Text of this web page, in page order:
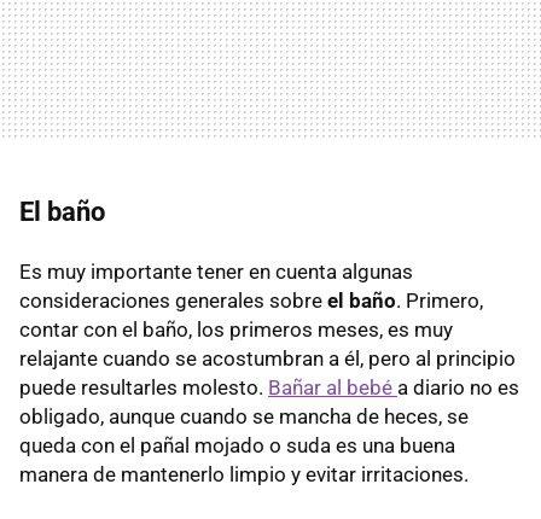
El baño
Es muy importante tener en cuenta algunas
consideraciones generales sobre el baño. Primero,
contar con el baño, los primeros meses, es muy
relajante cuando se acostumbran a él, pero al principio
puede resultarles molesto. Bañar al bebé a diario no es
obligado, aunque cuando se mancha de heces, se
queda con el pañal mojado o suda es una buena
manera de mantenerlo limpio y evitar irritaciones.